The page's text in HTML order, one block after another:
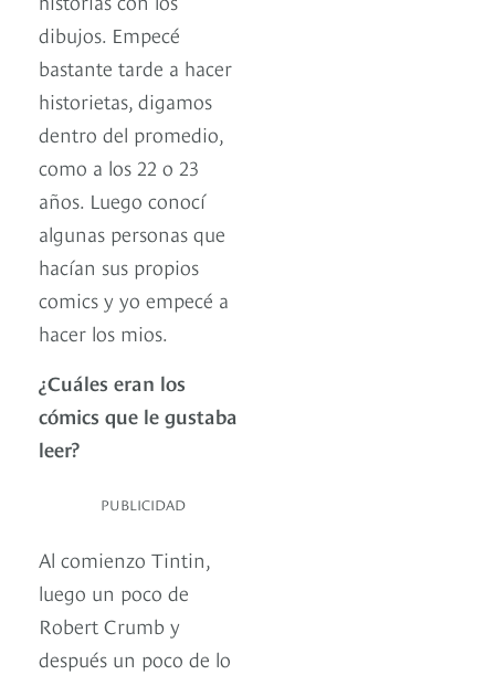
dibujos. Empecé
bastante tarde a hacer
historietas, digamos
dentro del promedio,
como a los 22 o 23
años. Luego conocí
algunas personas que
hacían sus propios
comics y yo empecé a
hacer los mios.
¿Cuáles eran los
cómics que le gustaba
leer?
PUBLICIDAD
Al comienzo Tintin,
luego un poco de
Robert Crumb y
después un poco de lo